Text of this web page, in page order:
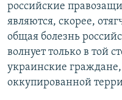
российские
являются, скорее,
общая болезнь
волнует только в той
украинские
оккупированной